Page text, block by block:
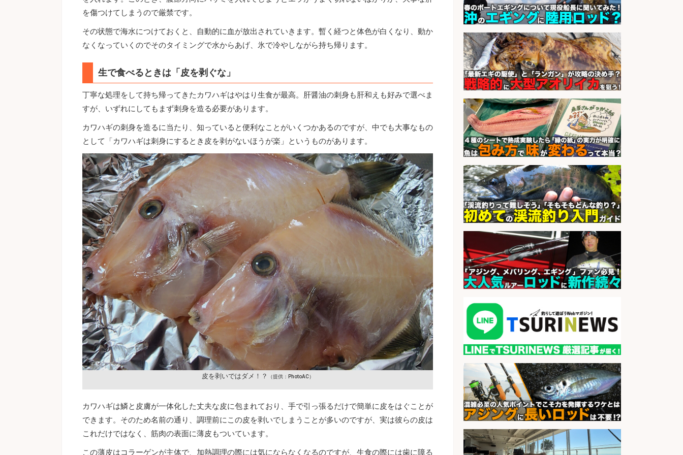
を傷つけてしまうので厳禁です。
その状態で海水につけておくと、自動的に血が放出されていきます。暫く経つと体色が白くなり、動か
なくなっていくのでそのタイミングで水からあげ、氷で冷やしながら持ち帰ります。
生で食べるときは「皮を剥ぐな」
丁寧な処理をして持ち帰ってきたカワハギはやはり生食が最高。肝醤油の刺身も肝和えも好みで選べま
すが、いずれにしてもまず刺身を造る必要があります。
カワハギの刺身を造るに当たり、知っていると便利なことがいくつかあるのですが、中でも大事なもの
として「カワハギは刺身にするとき皮を剥がないほうが楽」というものがあります。
皮を剥いではダメ！？ （提供：PhotoAC）
カワハギは鱗と皮膚が一体化した丈夫な皮に包まれており、手で引っ張るだけで簡単に皮をはぐことが
できます。そのため名前の通り、調理前にこの皮を剥いでしまうことが多いのですが、実は彼らの皮は
これだけではなく、筋肉の表面に薄皮もついています。
この薄皮はコラーゲンが主体で、加熱調理の際には気にならなくなるのですが、生食の際には歯に障る